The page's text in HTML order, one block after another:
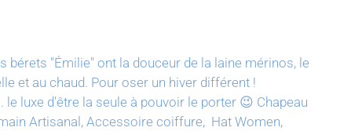
bérets "Émilie" ont la douceur de la laine mérinos, le
et au chaud. Pour oser un hiver différent !
luxe d'être la seule à pouvoir le porter 😉 Chapeau
Artisanal, Accessoire coiffure, Hat Women,